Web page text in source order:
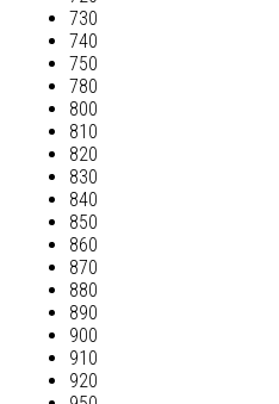
730
740
750
780
800
810
820
830
840
850
860
870
880
890
900
910
920